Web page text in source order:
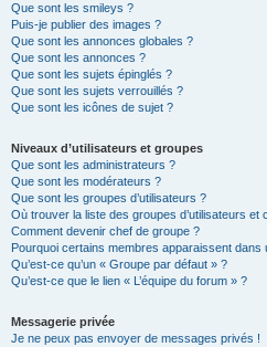
Que sont les smileys ?
Puis-je publier des images ?
Que sont les annonces globales ?
Que sont les annonces ?
Que sont les sujets épinglés ?
Que sont les sujets verrouillés ?
Que sont les icônes de sujet ?
Niveaux d’utilisateurs et groupes
Que sont les administrateurs ?
Que sont les modérateurs ?
Que sont les groupes d’utilisateurs ?
Où trouver la liste des groupes d’utilisateurs et
Comment devenir chef de groupe ?
Pourquoi certains membres apparaissent dans
Qu’est-ce qu’un « Groupe par défaut » ?
Qu’est-ce que le lien « L’équipe du forum » ?
Messagerie privée
Je ne peux pas envoyer de messages privés !